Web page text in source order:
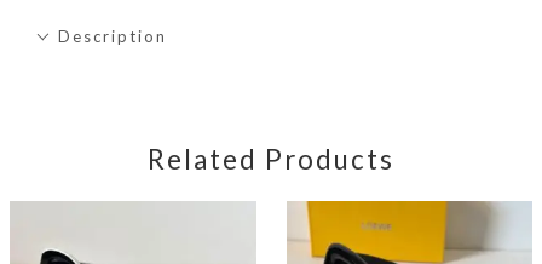
Description
Related Products